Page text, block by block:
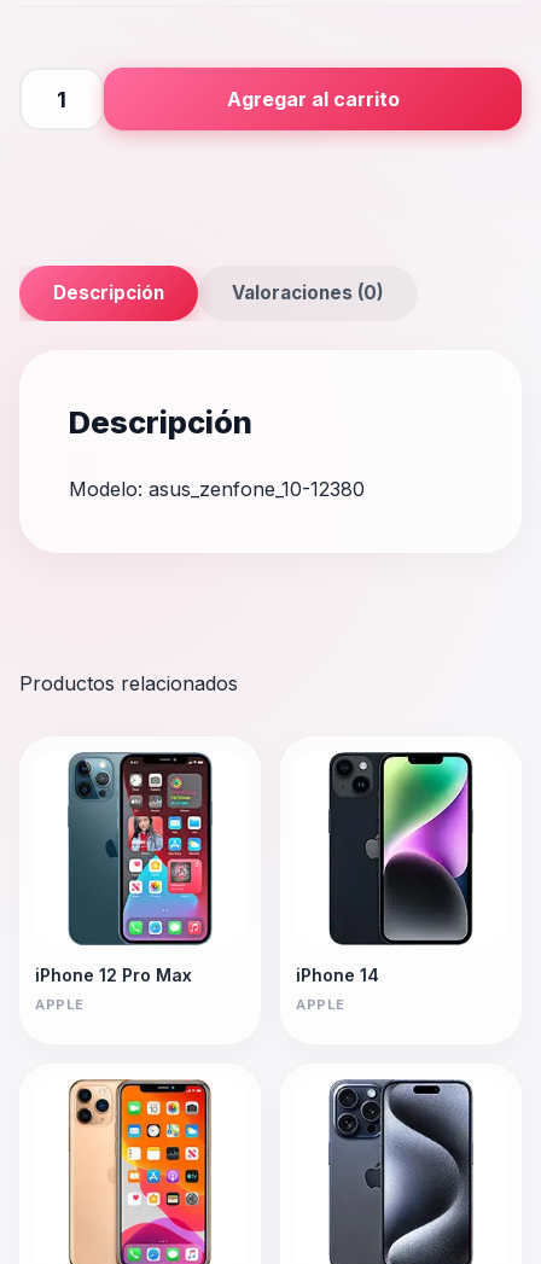
Placa Principal
Agregar al carrito
Descripción Valoraciones (0)
Descripción
Modelo: asus_zenfone_10-12380
Productos relacionados
iPhone 12 Pro Max
APPLE
iPhone 14
APPLE